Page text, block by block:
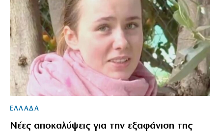
ΕΛΛΑΔΑ
Νέες αποκαλύψεις για την εξαφάνιση της